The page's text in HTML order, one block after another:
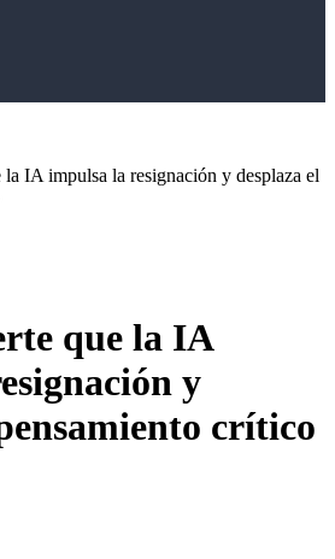
IA impulsa la resignación y desplaza el
que la IA
y
crítico